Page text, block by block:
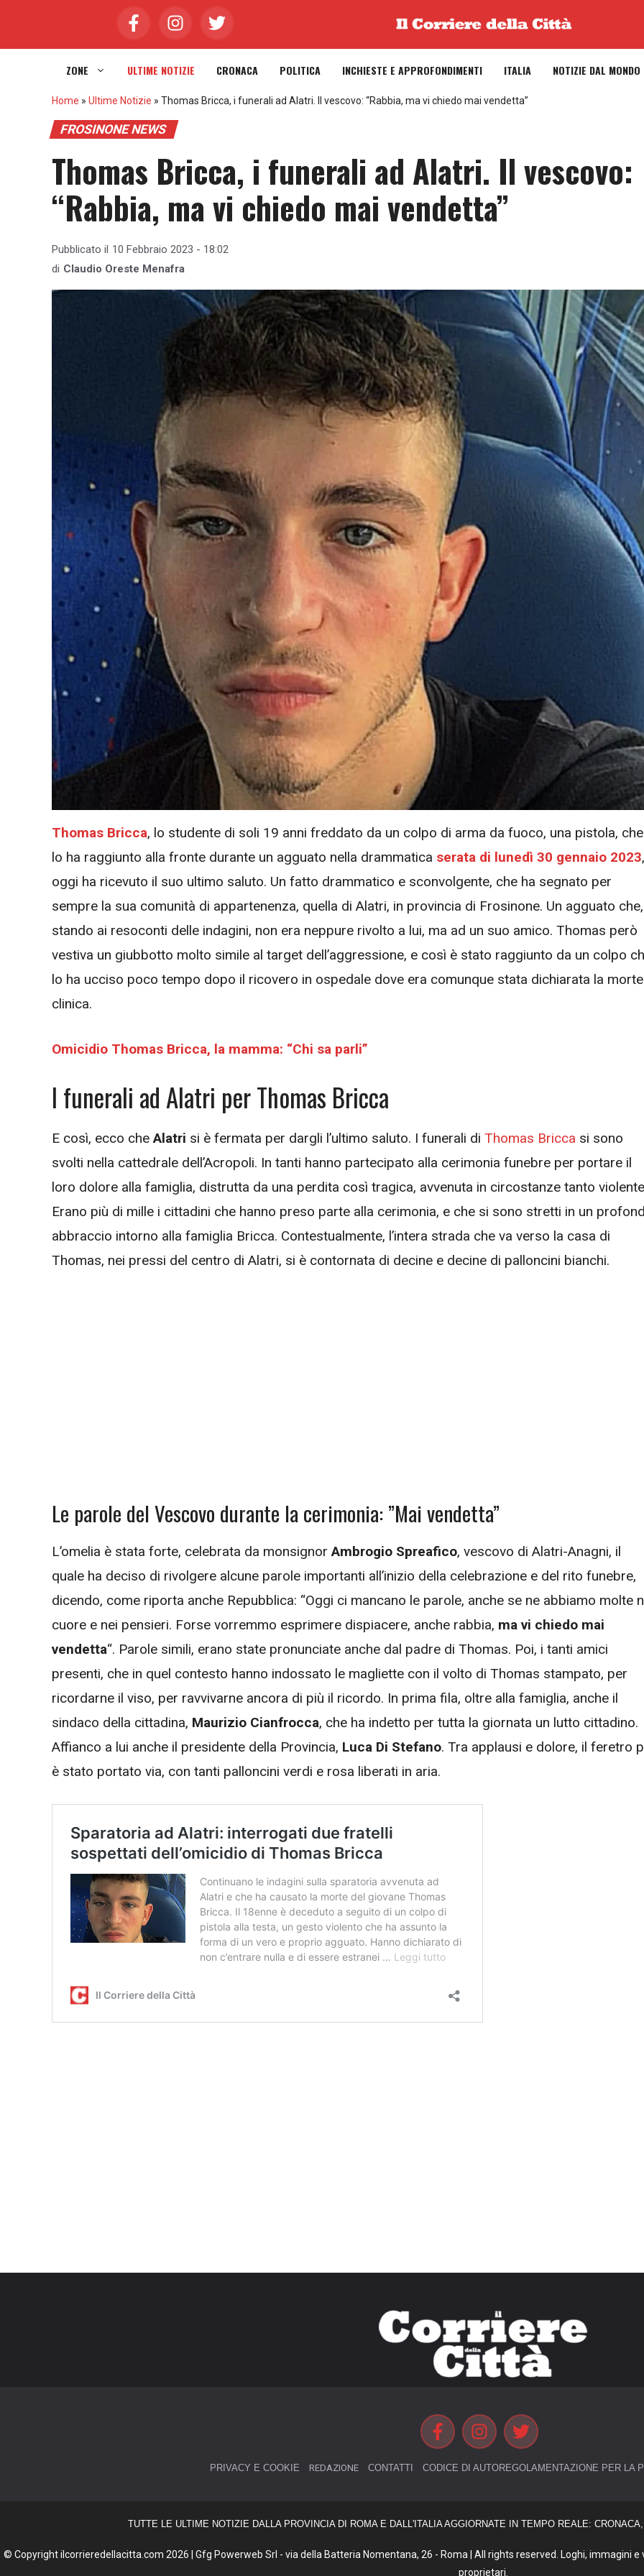
ZONE ULTIME NOTIZIE CRONACA POLITICA INCHIESTE E APPROFONDIMENTI ITALIA NOTIZIE DAL MONDO
Home » Ultime Notizie » Thomas Bricca, i funerali ad Alatri. Il vescovo: “Rabbia, ma vi chiedo mai vendetta”
FROSINONE NEWS
Thomas Bricca, i funerali ad Alatri. Il vescovo:
“Rabbia, ma vi chiedo mai vendetta”
Pubblicato il 10 Febbraio 2023 - 18:02
di Claudio Oreste Menafra
Thomas Bricca, lo studente di soli 19 anni freddato da un colpo di arma da fuoco, una pistola, che
lo ha raggiunto alla fronte durante un agguato nella drammatica serata di lunedì 30 gennaio 2023,
oggi ha ricevuto il suo ultimo saluto. Un fatto drammatico e sconvolgente, che ha segnato per
sempre la sua comunità di appartenenza, quella di Alatri, in provincia di Frosinone. Un agguato che,
stando ai resoconti delle indagini, non era neppure rivolto a lui, ma ad un suo amico. Thomas però
vestiva un giubbotto molto simile al target dell’aggressione, e così è stato raggiunto da un colpo
lo ha ucciso poco tempo dopo il ricovero in ospedale dove era comunque stata dichiarata la morte
clinica.
Omicidio Thomas Bricca, la mamma: “Chi sa parli”
I funerali ad Alatri per Thomas Bricca
E così, ecco cheAlatri si è fermata per dargli l’ultimo saluto. I funerali di Thomas Bricca si sono
svolti nella cattedrale dell’Acropoli. In tanti hanno partecipato alla cerimonia funebre per portare il
loro dolore alla famiglia, distrutta da una perdita così tragica, avvenuta in circostanze tanto
Erano più di mille i cittadini che hanno preso parte alla cerimonia, e che si sono stretti in un
abbraccio intorno alla famiglia Bricca. Contestualmente, l’intera strada che va verso la casa di
Thomas, nei pressi del centro di Alatri, si è contornata di decine e decine di palloncini bianchi.
Le parole del Vescovo durante la cerimonia: ”Mai vendetta”
L’omelia è stata forte, celebrata da monsignorAmbrogio Spreafico, vescovo di Alatri-Anagni, il
quale ha deciso di rivolgere alcune parole importanti all’inizio della celebrazione e del rito funebre,
dicendo, come riporta anche Repubblica: “Oggi ci mancano le parole, anche se ne abbiamo molte
cuore e nei pensieri. Forse vorremmo esprimere dispiacere, anche rabbia, ma vi chiedo mai
vendetta“. Parole simili, erano state pronunciate anche dal padre di Thomas. Poi, i tanti amici
presenti, che in quel contesto hanno indossato le magliette con il volto di Thomas stampato, per
ricordarne il viso, per ravvivarne ancora di più il ricordo. In prima fila, oltre alla famiglia, anche il
sindaco della cittadina, Maurizio Cianfrocca, che ha indetto per tutta la giornata un lutto cittadino.
Affianco a lui anche il presidente della Provincia, Luca Di Stefano. Tra applausi e dolore, il feretro
è stato portato via, con tanti palloncini verdi e rosa liberati in aria.
PRIVACY E COOKIE REDAZIONE CONTATTI CODICE DI AUTOREGOLAMENTAZIONE PER LA
TUTTE LE ULTIME NOTIZIE DALLA PROVINCIA DI ROMA E DALL'ITALIA AGGIORNATE IN TEMPO REALE:
© Copyright ilcorrieredellacitta.com 2026 | Gfg Powerweb Srl - via della Batteria Nomentana, 26 - Roma | All rights reserved. Loghi, immagini
proprietari.